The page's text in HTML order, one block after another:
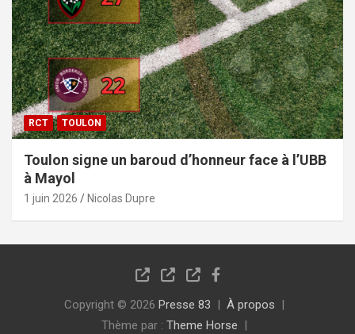
RCT TOULON
Toulon signe un baroud d’honneur face à l’UBB
à Mayol
1 juin 2026 Nicolas Dupre
Copyright © 2026 Presse 83
À propos
Thème par : Theme Horse